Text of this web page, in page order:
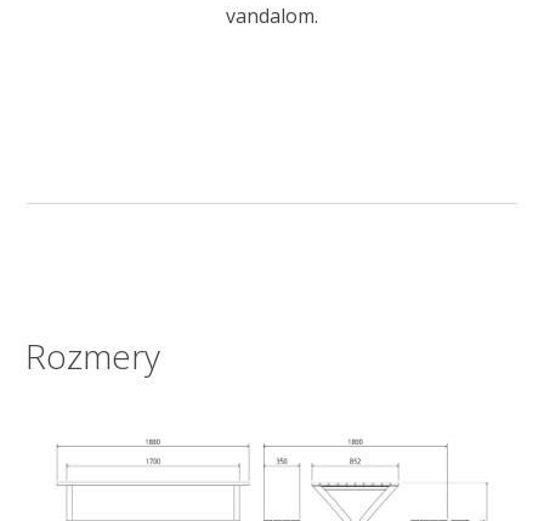
vandalom.
Rozmery